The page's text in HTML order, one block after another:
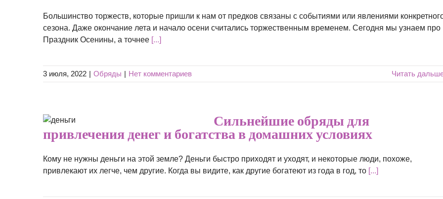
Большинство торжеств, которые пришли к нам от предков связаны с событиями или явлениями
сезона. Даже окончание лета и начало осени считались торжественным временем. Сегодня мы узнаем про
Праздник Осенины, а точнее [...]
3 июля, 2022 | Обряды | Нет комментариев Читать
Сильнейшие обряды для
привлечения денег и богатства в домашних условиях
Кому не нужны деньги на этой земле? Деньги быстро приходят и уходят, и некоторые люди, похоже,
привлекают их легче, чем другие. Когда вы видите, как другие богатеют из года в год, то [...]